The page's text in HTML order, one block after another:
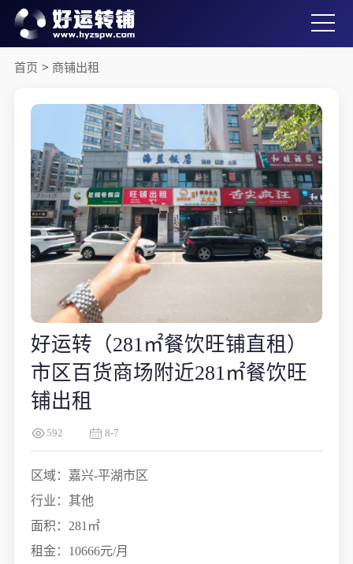
首页 > 商铺出租
好运转（281㎡餐饮旺铺直租）
市区百货商场附近281㎡餐饮旺
铺出租
592 8-7
区域：嘉兴-平湖市区
行业：其他
面积：281㎡
租金：10666元/月